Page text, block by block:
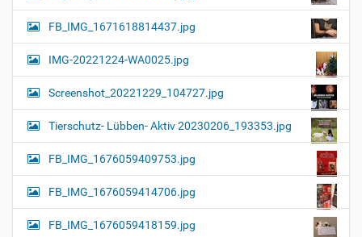
FB_IMG_1671618814437.jpg
IMG-20221224-WA0025.jpg
Screenshot_20221229_104727.jpg
Tierschutz- Lübben- Aktiv 20230206_193353.jpg
FB_IMG_1676059409753.jpg
FB_IMG_1676059414706.jpg
FB_IMG_1676059418159.jpg